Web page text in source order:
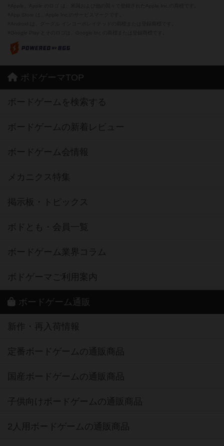
ボドゲーマTOP
ボードゲームを検索する
ボードゲームの新着レビュー
ボードゲーム会情報
メカニクス特集
掲示板・トピックス
ボドとも・会員一覧
ボードゲーム業界コラム
ボドゲーマご利用案内
ボードゲーム通販
新作・再入荷情報
定番ボードゲームの通販商品
国産ボードゲームの通販商品
子供向けボードゲームの通販商品
2人用ボードゲームの通販商品